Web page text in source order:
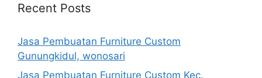
Recent Posts
Jasa Pembuatan Furniture Custom
Gunungkidul, wonosari
Jasa Pembuatan Furniture Custom Kec.